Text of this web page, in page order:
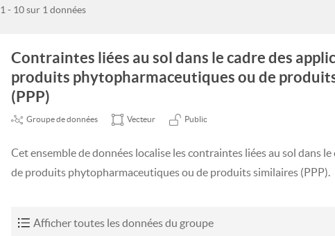
1 - 10 sur 1 données
Contraintes liées au sol dans le cadre des
produits phytopharmaceutiques ou de
(PPP)
Groupe de données Vecteur Public
Cet ensemble de données localise les contraintes liées au sol dans
de produits phytopharmaceutiques ou de produits similaires (PPP).
Afficher toutes les données du groupe